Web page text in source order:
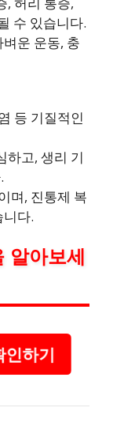
수 있습니다.
운 운동, 충
등 기질적인
하고, 생리 기
며, 진통제 복
다.
알아보세
하기